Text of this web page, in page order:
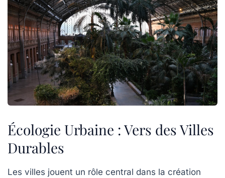
Écologie Urbaine : Vers des Villes
Durables
Les villes jouent un rôle central dans la création